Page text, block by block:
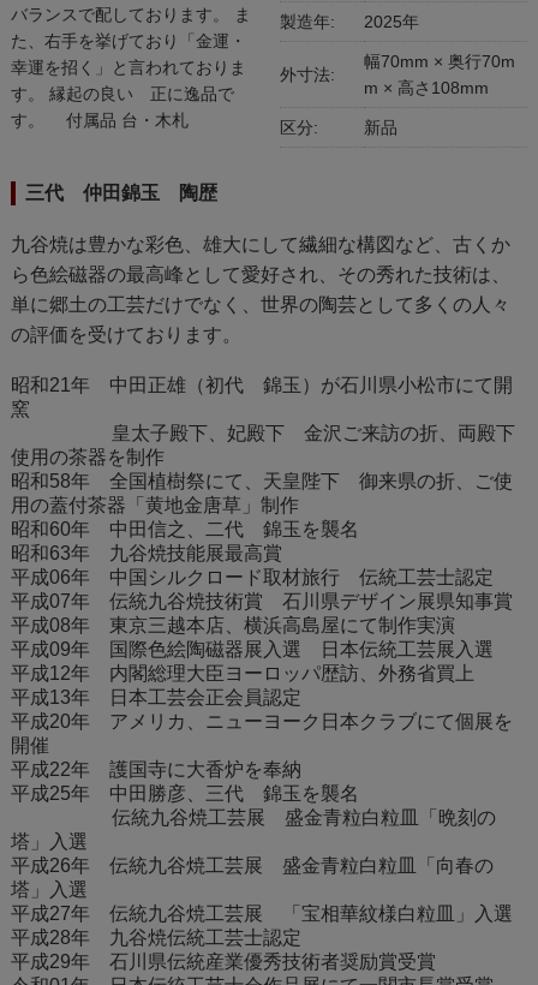
バランスで配しております。 ま
た、右手を挙げており「金運・
幸運を招く」と言われておりま
す。 縁起の良い 正に逸品で
す。 付属品 台・木札
製造年: 2025年
外寸法:
幅70mm × 奥行70m
m × 高さ108mm
区分: 新品
三代 仲田錦玉 陶歴
九谷焼は豊かな彩色、雄大にして繊細な構図など、古くか
ら色絵磁器の最高峰として愛好され、その秀れた技術は、
単に郷土の工芸だけでなく、世界の陶芸として多くの人々
の評価を受けております。
昭和21年 中田正雄（初代 錦玉）が石川県小松市にて開
窯
皇太子殿下、妃殿下 金沢ご来訪の折、両殿下
使用の茶器を制作
昭和58年 全国植樹祭にて、天皇陛下 御来県の折、ご使
用の蓋付茶器「黄地金唐草」制作
昭和60年 中田信之、二代 錦玉を襲名
昭和63年 九谷焼技能展最高賞
平成06年 中国シルクロード取材旅行 伝統工芸士認定
平成07年 伝統九谷焼技術賞 石川県デザイン展県知事賞
平成08年 東京三越本店、横浜高島屋にて制作実演
平成09年 国際色絵陶磁器展入選 日本伝統工芸展入選
平成12年 内閣総理大臣ヨーロッパ歴訪、外務省買上
平成13年 日本工芸会正会員認定
平成20年 アメリカ、ニューヨーク日本クラブにて個展を
開催
平成22年 護国寺に大香炉を奉納
平成25年 中田勝彦、三代 錦玉を襲名
伝統九谷焼工芸展 盛金青粒白粒皿「晩刻の
塔」入選
平成26年 伝統九谷焼工芸展 盛金青粒白粒皿「向春の
塔」入選
平成27年 伝統九谷焼工芸展 「宝相華紋様白粒皿」入選
平成28年 九谷焼伝統工芸士認定
平成29年 石川県伝統産業優秀技術者奨励賞受賞